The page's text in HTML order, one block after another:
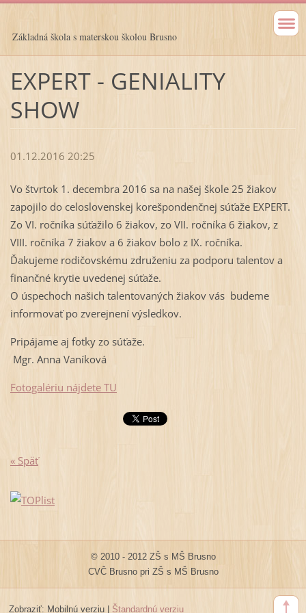
Základná škola s materskou školou Brusno
EXPERT - GENIALITY
SHOW
01.12.2016 20:25
Vo štvrtok 1. decembra 2016 sa na našej škole 25 žiakov
zapojilo do celoslovenskej korešpondenčnej súťaže EXPERT.
Zo VI. ročníka súťažilo 6 žiakov, zo VII. ročníka 6 žiakov, z
VIII. ročníka 7 žiakov a 6 žiakov bolo z IX. ročníka.
Ďakujeme rodičovskému združeniu za podporu talentov a
finančné krytie uvedenej súťaže.
O úspechoch našich talentovaných žiakov vás budeme
informovať po zverejnení výsledkov.
Pripájame aj fotky zo súťaže.
Mgr. Anna Vaníková
Fotogalériu nájdete TU
« Späť
© 2010 - 2012 ZŠ s MŠ Brusno
CVČ Brusno pri ZŠ s MŠ Brusno
Zobraziť: Mobilnú verziu| Štandardnú verziu